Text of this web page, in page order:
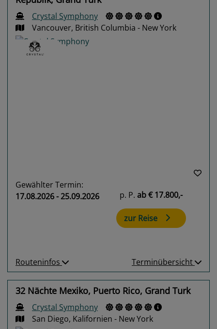
Crystal Symphony
Vancouver, British Columbia - New York
Gewählter Termin:
17.08.2026 - 25.09.2026
p. P. ab€ 17.800,-
zur Reise
Routeninfos Terminübersicht
32 Nächte Mexiko, Puerto Rico, Grand Turk
Crystal Symphony
San Diego, Kalifornien - New York